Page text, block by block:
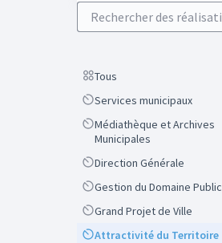
Rechercher des réalisations
Scope
Tous
ScopeServices municipaux
Scope
Médiathèque et Archives
Municipales
ScopeDirection Générale
ScopeGestion du Domaine Public
ScopeGrand Projet de Ville
ScopeAttractivité du Territoire